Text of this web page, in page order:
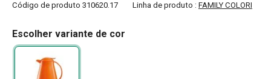
Código de produto 310620.17 Linha de produto : FAMILY COLORI
Escolher variante de cor